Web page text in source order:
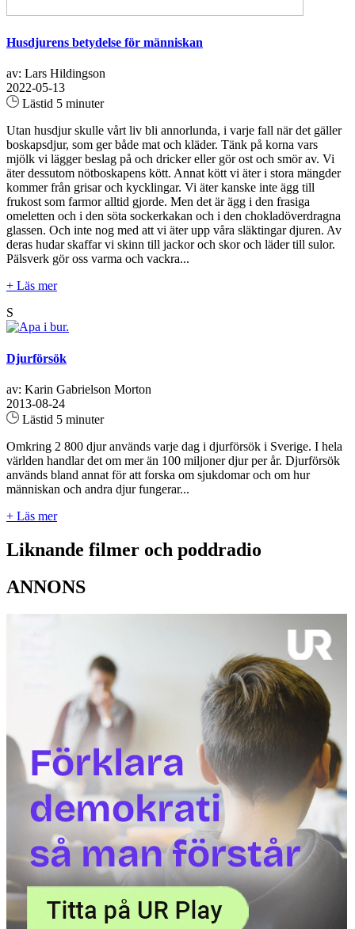
Husdjurens betydelse för människan
av: Lars Hildingson
2022-05-13
Lästid 5 minuter
Utan husdjur skulle vårt liv bli annorlunda, i varje fall när det gäller
boskapsdjur, som ger både mat och kläder. Tänk på korna vars
mjölk vi lägger beslag på och dricker eller gör ost och smör av. Vi
äter dessutom nötboskapens kött. Annat kött vi äter i stora mängder
kommer från grisar och kycklingar. Vi äter kanske inte ägg till
frukost som farmor alltid gjorde. Men det är ägg i den frasiga
omeletten och i den söta sockerkakan och i den chokladöverdragna
glassen. Och inte nog med att vi äter upp våra släktingar djuren. Av
deras hudar skaffar vi skinn till jackor och skor och läder till sulor.
Pälsverk gör oss varma och vackra...
+ Läs mer
S
Djurförsök
av: Karin Gabrielson Morton
2013-08-24
Lästid 5 minuter
Omkring 2 800 djur används varje dag i djurförsök i Sverige. I hela
världen handlar det om mer än 100 miljoner djur per år. Djurförsök
används bland annat för att forska om sjukdomar och om hur
människan och andra djur fungerar...
+ Läs mer
Liknande filmer och poddradio
ANNONS